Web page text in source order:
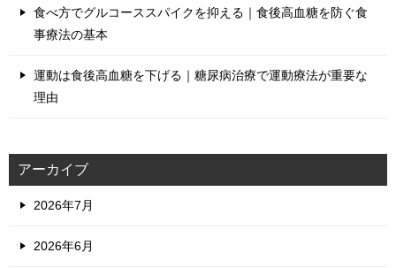
食べ方でグルコーススパイクを抑える｜食後高血糖を防ぐ食
事療法の基本
運動は食後高血糖を下げる｜糖尿病治療で運動療法が重要な
理由
アーカイブ
2026年7月
2026年6月